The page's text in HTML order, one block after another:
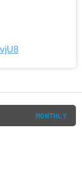
MONTHLY